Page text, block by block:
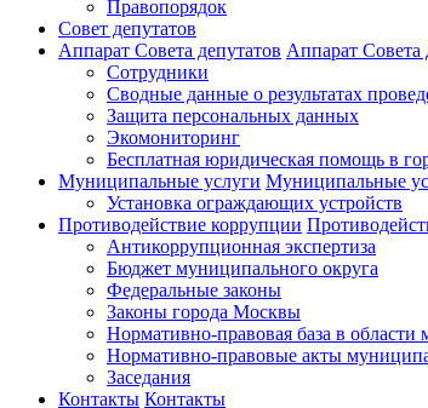
Правопорядок
Совет депутатов
Аппарат Совета депутатов Аппарат Совета
Сотрудники
Сводные данные о результатах
Защита персональных данных
Экомониторинг
Бесплатная юридическая помощь в
Муниципальные услуги Муниципальные
Установка ограждающих устройств
Противодействие коррупции
Антикоррупционная экспертиза
Бюджет муниципального округа
Федеральные законы
Законы города Москвы
Нормативно-правовая база в области
Нормативно-правовые акты
Заседания
Контакты Контакты